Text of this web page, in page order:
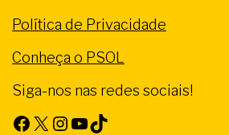
Política de Privacidade
Conheça o PSOL
Siga-nos nas redes sociais!
Facebook X Instagram Youtube TikTok